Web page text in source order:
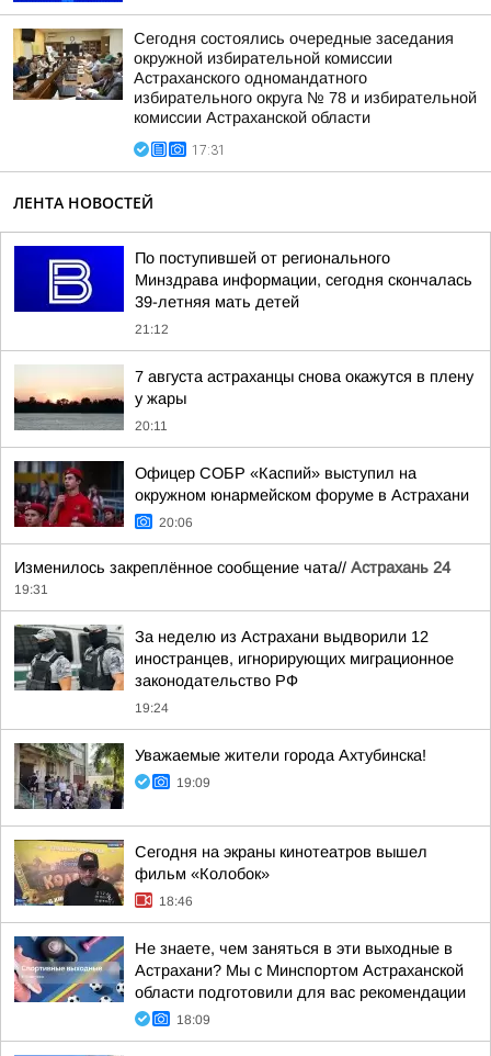
Сегодня состоялись очередные заседания
окружной избирательной комиссии
Астраханского одномандатного
избирательного округа № 78 и избирательной
комиссии Астраханской области
17:31
ЛЕНТА НОВОСТЕЙ
По поступившей от регионального
Минздрава информации, сегодня скончалась
39-летняя мать детей
21:12
7 августа астраханцы снова окажутся в плену
у жары
20:11
Офицер СОБР «Каспий» выступил на
окружном юнармейском форуме в Астрахани
20:06
Изменилось закреплённое сообщение чата// Астрахань 24
19:31
За неделю из Астрахани выдворили 12
иностранцев, игнорирующих миграционное
законодательство РФ
19:24
Уважаемые жители города Ахтубинска!
19:09
Сегодня на экраны кинотеатров вышел
фильм «Колобок»
18:46
Не знаете, чем заняться в эти выходные в
Астрахани? Мы с Минспортом Астраханской
области подготовили для вас рекомендации
18:09